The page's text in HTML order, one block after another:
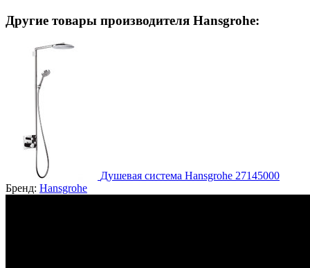
Другие товары производителя Hansgrohe:
Душевая система Hansgrohe 27145000
Бренд: Hansgrohe